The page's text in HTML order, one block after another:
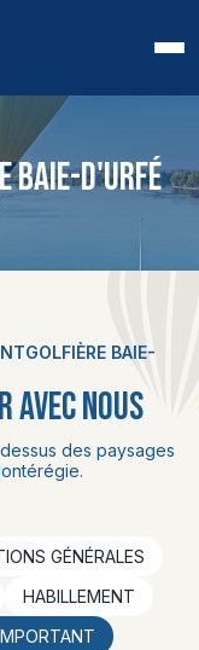
BAIE-D'URFÉ
BAIE-
AVEC NOUS
des paysages
GÉNÉRALES
HABILLEMENT